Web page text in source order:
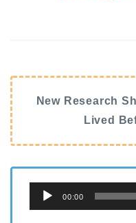
New Research
Lived
声
00:00